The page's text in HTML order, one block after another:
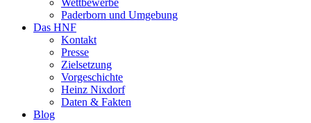
Wettbewerbe
Paderborn und Umgebung
Das HNF
Kontakt
Presse
Zielsetzung
Vorgeschichte
Heinz Nixdorf
Daten & Fakten
Blog